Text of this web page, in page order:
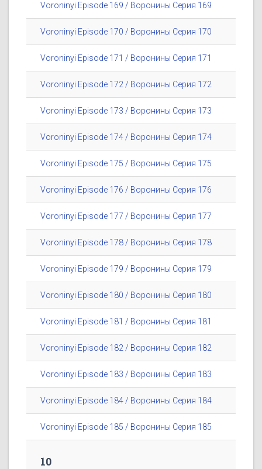
Voroninyi Episode 169 / Воронины Серия 169
Voroninyi Episode 170 / Воронины Серия 170
Voroninyi Episode 171 / Воронины Серия 171
Voroninyi Episode 172 / Воронины Серия 172
Voroninyi Episode 173 / Воронины Серия 173
Voroninyi Episode 174 / Воронины Серия 174
Voroninyi Episode 175 / Воронины Серия 175
Voroninyi Episode 176 / Воронины Серия 176
Voroninyi Episode 177 / Воронины Серия 177
Voroninyi Episode 178 / Воронины Серия 178
Voroninyi Episode 179 / Воронины Серия 179
Voroninyi Episode 180 / Воронины Серия 180
Voroninyi Episode 181 / Воронины Серия 181
Voroninyi Episode 182 / Воронины Серия 182
Voroninyi Episode 183 / Воронины Серия 183
Voroninyi Episode 184 / Воронины Серия 184
Voroninyi Episode 185 / Воронины Серия 185
10